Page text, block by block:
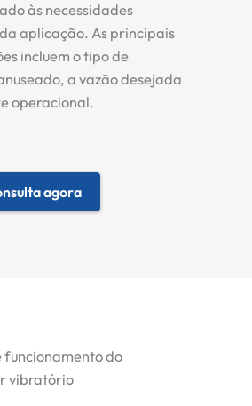
às necessidades
aplicação. As principais
incluem o tipo de
a vazão desejada
operacional.
agora
funcionamento do
vibratório